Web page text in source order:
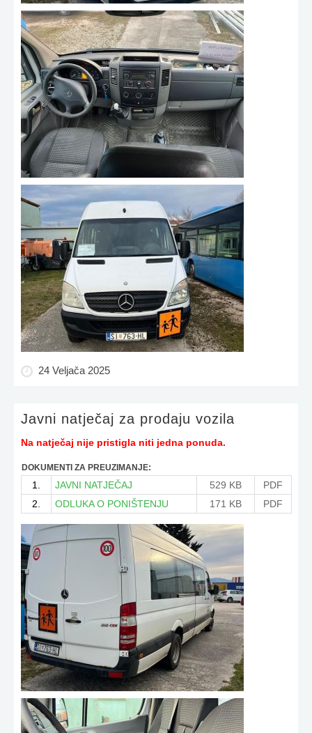
24 Veljača 2025
Javni natječaj za prodaju vozila
Na natječaj nije pristigla niti jedna ponuda.
DOKUMENTI ZA PREUZIMANJE:
1. JAVNI NATJEČAJ 529 KB
PDF
2.
ODLUKA O PONIŠTENJU 171 KB PDF